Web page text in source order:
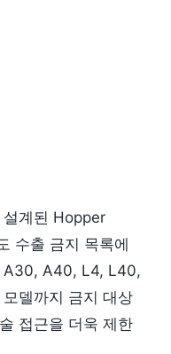
설계된 Hopper
수출 금지 목록에
A30, A40, L4, L40,
델까지 금지 대상
접근을 더욱 제한